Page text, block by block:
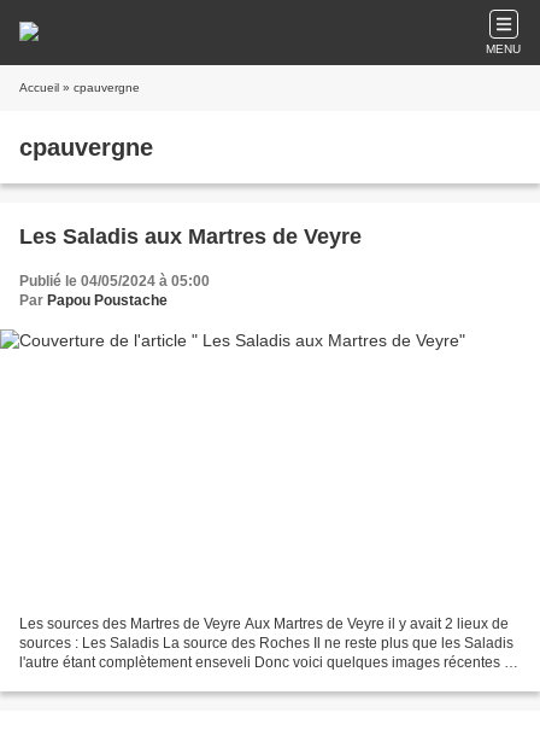
MENU
Accueil » cpauvergne
cpauvergne
Les Saladis aux Martres de Veyre
Publié le 04/05/2024 à 05:00
Par Papou Poustache
Les sources des Martres de Veyre Aux Martres de Veyre il y avait 2 lieux de
sources : Les Saladis La source des Roches Il ne reste plus que les Saladis
l'autre étant complètement enseveli Donc voici quelques images récentes et